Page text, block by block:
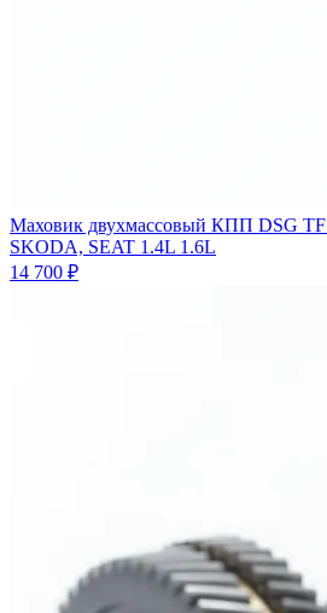
Маховик двухмассовый КПП DSG
SKODA, SEAT 1.4L 1.6L
14 700 ₽